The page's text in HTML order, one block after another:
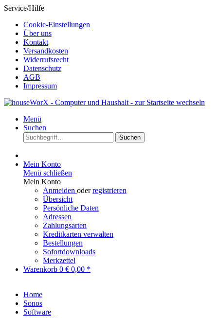
Service/Hilfe
Cookie-Einstellungen
Über uns
Kontakt
Versandkosten
Widerrufsrecht
Datenschutz
AGB
Impressum
Menü
Suchen
Suchen
Mein Konto
Menü schließen
Mein Konto
Anmelden oderregistrieren
Übersicht
Persönliche Daten
Adressen
Zahlungsarten
Kreditkarten verwalten
Bestellungen
Sofortdownloads
Merkzettel
Warenkorb 0 € 0,00 *
Home
Sonos
Software